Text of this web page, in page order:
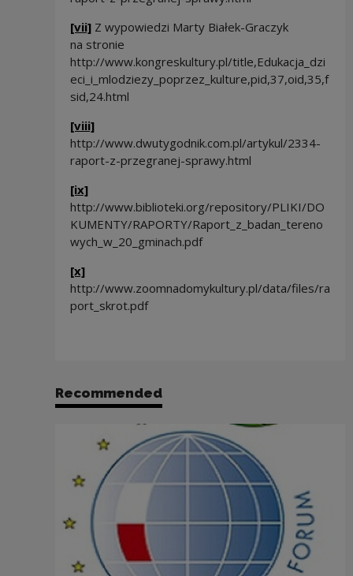
[vii]Z wypowiedzi Marty Białek-Graczyk
na stronie
http://www.kongreskultury.pl/title,Edukacja_dzi
eci_i_mlodziezy_poprzez_kulture,pid,37,oid,35,f
sid,24.html
[viii]
http://www.dwutygodnik.com.pl/artykul/2334-
raport-z-przegranej-sprawy.html
[ix]
http://www.biblioteki.org/repository/PLIKI/DO
KUMENTY/RAPORTY/Raport_z_badan_tereno
wych_w_20_gminach.pdf
[x]
http://www.zoomnadomykultury.pl/data/files/ra
port_skrot.pdf
Recommended